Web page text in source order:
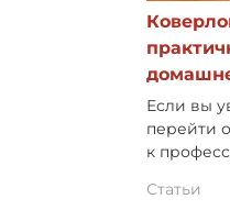
Если вы
перейти
к
Статьи